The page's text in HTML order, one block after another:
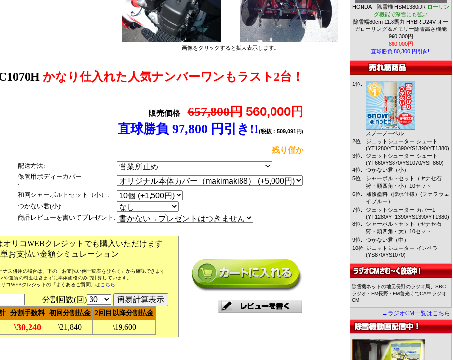
画像をクリックすると拡大表示します。
かなり仕入れた人気ナンバーワンもラスト2台！
販売価格657,800円 560,000円
直球勝負 97,800 円引き!!(税抜：509,091円)
残り僅か
配送方法:
保管用ボディーカバー
:
和同シャーボルトセット（小）:
つかない君(小):
商品レビューを書いてプレゼント:
オリコWEBクレジットでも購入いただけます
お支払い金額シミュレーション
ス併用の場合は、下の「お支払い例一覧表をひらく」から確認できます
や運賃の料金は含まずに本体価格のみで計算しています。
リコWEBクレジットの「よくあるご質問」はこちら
分割回数(回)
分割手数料 初回分割払金 2回目以降分割払金
\30,240 \21,840 \19,600
HONDA 除雪機 HSM1380iJR ローリン
グ機能で深雪にも強い
除雪幅80cm 11.8馬力 HYBRID24V オー
ガローリング＆メモリー除雪高さ機能
960,300円
880,000円
直球勝負 80,300 円引き!!
1位.
スノーノーベル
2位.
ジェットシューター シュート
(YT1280/YT1390/YS1390/YT1380)
3位.
ジェットシューター シュート
(YT660/YS870/YS1070/YSF860)
4位.
つかない君（小）
5位.
シャーボルトセット（ヤナセ石
狩・頭四角・小）10セット
6位.
補修塗料（撥水仕様）(ファラウェ
イブルー）
7位.
ジェットシューター カバー1
(YT1280/YT1390/YS1390/YT1380)
8位.
シャーボルトセット（ヤナセ石
狩・頭四角・大）10セット
9位.
つかない君（中）
10位. ジェットシューター インペラ
(YS870/YS1070)
除雪機ネットの地元長野のラジオ局、SBC
ラジオ・FM長野・FM善光寺でOA中ラジオ
CM
→ラジオCM一覧はこちら